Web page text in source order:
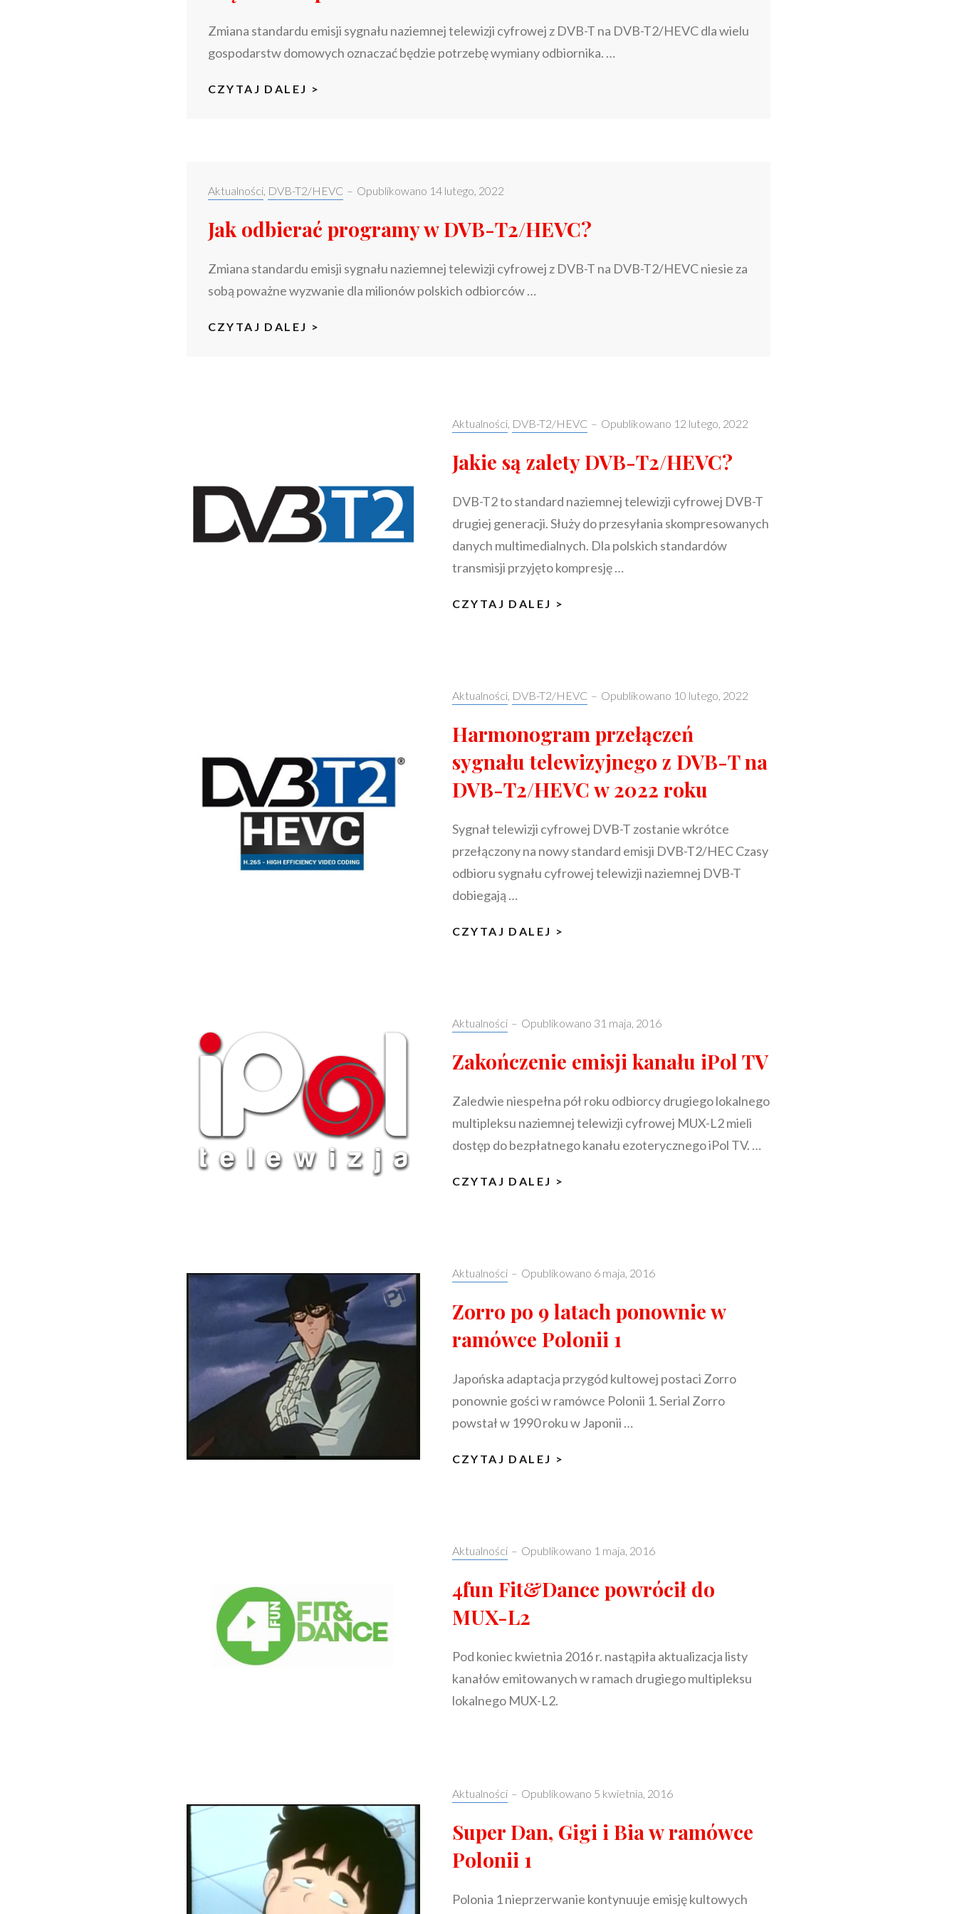
Zmiana standardu emisji sygnału naziemnej telewizji cyfrowej z DVB-T na DVB-T2/HEVC dla wielu
gospodarstw domowych oznaczać będzie potrzebę wymiany odbiornika. …
CZYTAJ DALEJ >
DVB-
W
BONU
–
Categories:
Aktualności, DVB-T2/HEVC – Opublikowano 14 lutego, 2022
Jak odbierać programy w DVB-T2/HEVC?
Zmiana standardu emisji sygnału naziemnej telewizji cyfrowej z DVB-T na DVB-T2/HEVC niesie za
sobą poważne wyzwanie dla milionów polskich odbiorców …
CZYTAJ DALEJ >
Categories:
Aktualności, DVB-T2/HEVC – Opublikowano 12 lutego, 2022
Jakie są zalety DVB-T2/HEVC?
DVB-T2 to standard naziemnej telewizji cyfrowej DVB-T
drugiej generacji. Służy do przesyłania skompresowanych
danych multimedialnych. Dla polskich standardów
transmisji przyjęto kompresję …
CZYTAJ DALEJ >
Categories:
Aktualności, DVB-T2/HEVC – Opublikowano 10 lutego, 2022
Harmonogram przełączeń
sygnału telewizyjnego z DVB-T na
DVB-T2/HEVC w 2022 roku
Sygnał telewizji cyfrowej DVB-T zostanie wkrótce
przełączony na nowy standard emisji DVB-T2/HEC Czasy
odbioru sygnału cyfrowej telewizji naziemnej DVB-T
dobiegają …
CZYTAJ DALEJ >
DVB-
NA
T2/HEVC
W
2022
Categories:
Aktualności – Opublikowano 31 maja, 2016
Zakończenie emisji kanału iPol TV
Zaledwie niespełna pół roku odbiorcy drugiego lokalnego
multipleksu naziemnej telewizji cyfrowej MUX-L2 mieli
dostęp do bezpłatnego kanału ezoterycznego iPol TV. …
CZYTAJ DALEJ >
Categories:
Aktualności – Opublikowano 6 maja, 2016
Zorro po 9 latach ponownie w
ramówce Polonii 1
Japońska adaptacja przygód kultowej postaci Zorro
ponownie gości w ramówce Polonii 1. Serial Zorro
powstał w 1990 roku w Japonii …
CZYTAJ DALEJ >
W
POLONII
Categories:
Aktualności – Opublikowano 1 maja, 2016
4fun Fit&Dance powrócił do
MUX-L2
Pod koniec kwietnia 2016 r. nastąpiła aktualizacja listy
kanałów emitowanych w ramach drugiego multipleksu
lokalnego MUX-L2.
Categories:
Aktualności – Opublikowano 5 kwietnia, 2016
Super Dan, Gigi i Bia w ramówce
Polonii 1
Polonia 1 nieprzerwanie kontynuuje emisję kultowych